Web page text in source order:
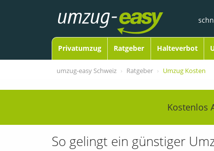
Open Navigation
Privatumzug Ratgeber Halteverbot
umzug-easy Schweiz Ratgeber Umzug Kosten
Kostenlos
So gelingt ein günstiger